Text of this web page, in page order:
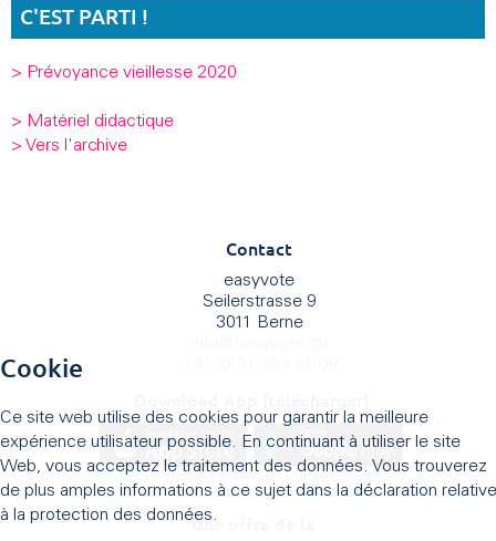
C'EST PARTI !
> Prévoyance vieillesse 2020
> Matériel didactique
> Vers l'archive
Contact
easyvote
Seilerstrasse 9
3011 Berne
Une offre de la
Cookie
Ce site web utilise des cookies pour garantir la meilleure
expérience utilisateur possible. En continuant à utiliser le site
Web, vous acceptez le traitement des données. Vous trouverez
de plus amples informations à ce sujet dans la déclaration relative
à la protection des données.